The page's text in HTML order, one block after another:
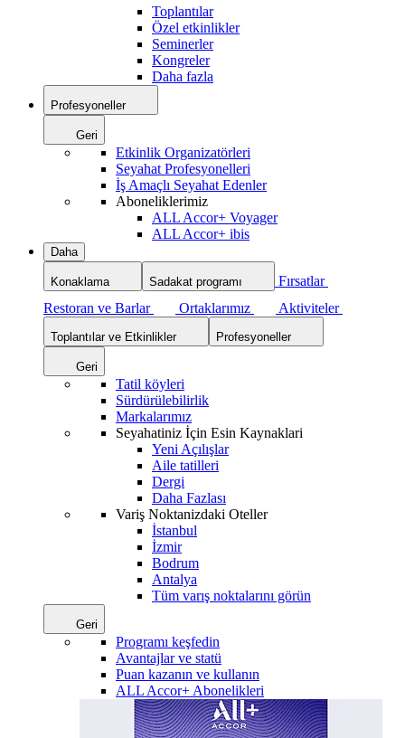
Toplantılar
Özel etkinlikler
Seminerler
Kongreler
Daha fazla
Profesyoneller
Geri
Etkinlik Organizatörleri
Seyahat Profesyonelleri
İş Amaçlı Seyahat Edenler
Aboneliklerimiz
ALL Accor+ Voyager
ALL Accor+ ibis
Daha
Konaklama Sadakat programı
Fırsatlar
Restoran ve Barlar
Ortaklarımız Aktiviteler
Toplantılar ve Etkinlikler Profesyoneller
Geri
Tatil köyleri
Sürdürülebilirlik
Markalarımız
Seyahatiniz İçin Esin Kaynaklari
Yeni Açılışlar
Aile tatilleri
Dergi
Daha Fazlası
Variş Noktanizdaki Oteller
İstanbul
İzmir
Bodrum
Antalya
Tüm varış noktalarını görün
Geri
Programı keşfedin
Avantajlar ve statü
Puan kazanın ve kullanın
ALL Accor+ Abonelikleri